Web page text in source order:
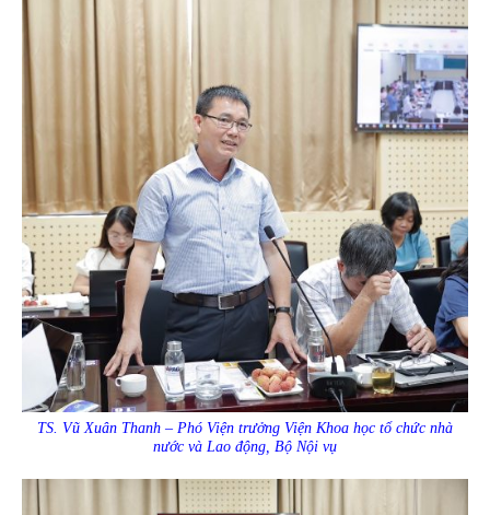
TS. Vũ Xuân Thanh – Phó Viện trưởng Viện Khoa học tổ chức nhà
nước và Lao động, Bộ Nội vụ